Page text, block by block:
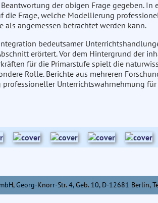
der obigen Frage gegeben.
die Frage, welche Modellierung
als angemessen betrachtet werden kann.
bedeutsamer
erörtert. Vor dem Hintergrund der
für die Primarstufe spielt die
Rolle. Berichte aus mehreren
Unterrichtswahrnehmung
Georg-Knorr-Str. 4, Geb. 10, D-12681 Berlin,